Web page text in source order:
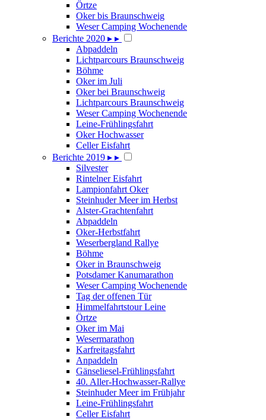
Örtze
Oker bis Braunschweig
Weser Camping Wochenende
Berichte 2020 ▸ ▸
Abpaddeln
Lichtparcours Braunschweig
Böhme
Oker im Juli
Oker bei Braunschweig
Lichtparcours Braunschweig
Weser Camping Wochenende
Leine-Frühlingsfahrt
Oker Hochwasser
Celler Eisfahrt
Berichte 2019 ▸ ▸
Silvester
Rintelner Eisfahrt
Lampionfahrt Oker
Steinhuder Meer im Herbst
Alster-Grachtenfahrt
Abpaddeln
Oker-Herbstfahrt
Weserbergland Rallye
Böhme
Oker in Braunschweig
Potsdamer Kanumarathon
Weser Camping Wochenende
Tag der offenen Tür
Himmelfahrtstour Leine
Örtze
Oker im Mai
Wesermarathon
Karfreitagsfahrt
Anpaddeln
Gänseliesel-Frühlingsfahrt
40. Aller-Hochwasser-Rallye
Steinhuder Meer im Frühjahr
Leine-Frühlingsfahrt
Celler Eisfahrt